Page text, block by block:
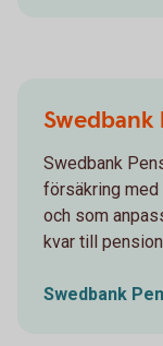
Swedbank
Swedbank
försäkring
och som
kvar till
Swedbank